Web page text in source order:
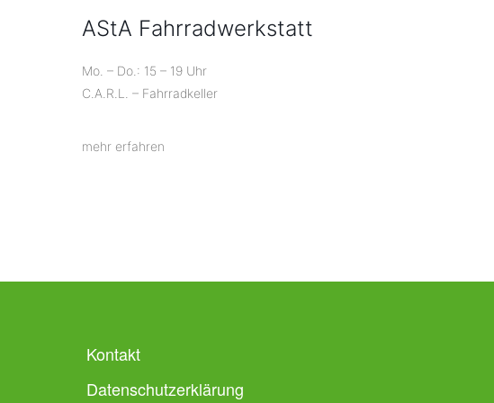
AStA Fahrradwerkstatt
Mo. – Do.: 15 – 19 Uhr
C.A.R.L. – Fahrradkeller
mehr erfahren
Kontakt
Datenschutzerklärung